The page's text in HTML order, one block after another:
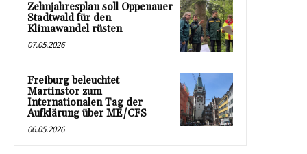
Zehnjahresplan soll Oppenauer
Stadtwald für den
Klimawandel rüsten
07.05.2026
Freiburg beleuchtet
Martinstor zum
Internationalen Tag der
Aufklärung über ME/CFS
06.05.2026